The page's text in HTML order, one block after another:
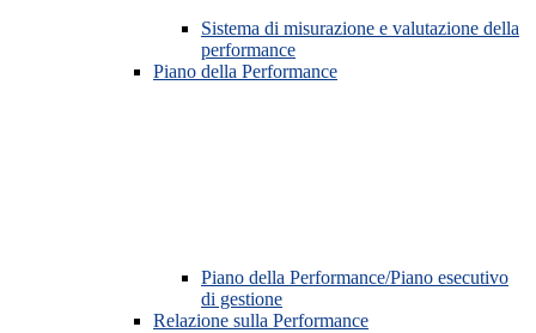
Sistema di misurazione e valutazione della
performance
Piano della Performance
Piano della Performance/Piano esecutivo
di gestione
Relazione sulla Performance